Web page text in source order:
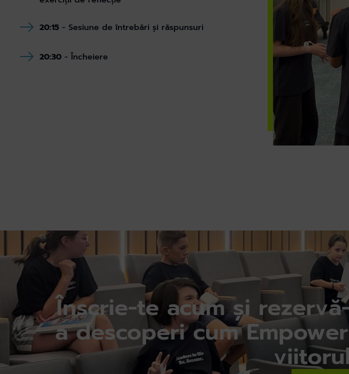
20:15- Sesiune de întrebări și răspunsuri
20:30- Încheiere
Înscrie-te acum și
a descoperi cum